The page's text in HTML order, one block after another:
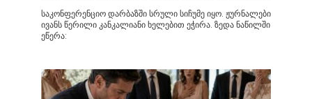
საკონფერენციო დარბაზში სრული სიჩუმე იყო. ჟურნალები
ივანს წერილი კანკალიანი ხელებით ეჭირა. ზედა ნაწილში
ეწერა: